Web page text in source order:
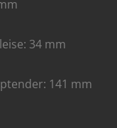
34 mm
141 mm